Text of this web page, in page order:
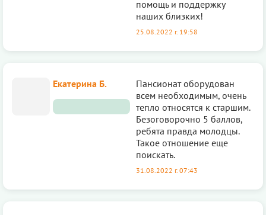
помощь и поддержку
наших близких!
25.08.2022 г. 19:58
Екатерина Б.
Пансионат оборудован
всем необходимым, очень
тепло относятся к старшим.
Безоговорочно 5 баллов,
ребята правда молодцы.
Такое отношение еще
поискать.
31.08.2022 г. 07:43